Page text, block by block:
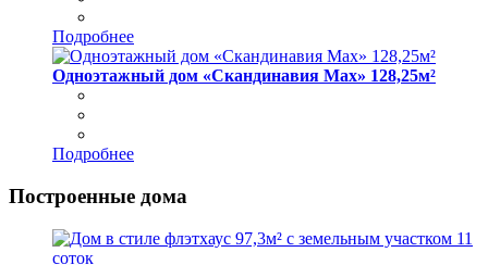
Подробнее
Одноэтажный дом «Скандинавия Max» 128,25м²
Подробнее
Построенные дома